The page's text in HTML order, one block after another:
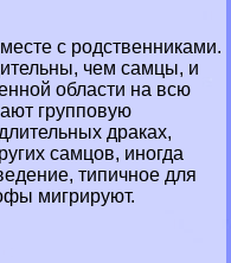
с родственниками.
чем самцы, и
области на всю
групповую
дpaках,
самцов, иногда
типичное для
мигрируют.